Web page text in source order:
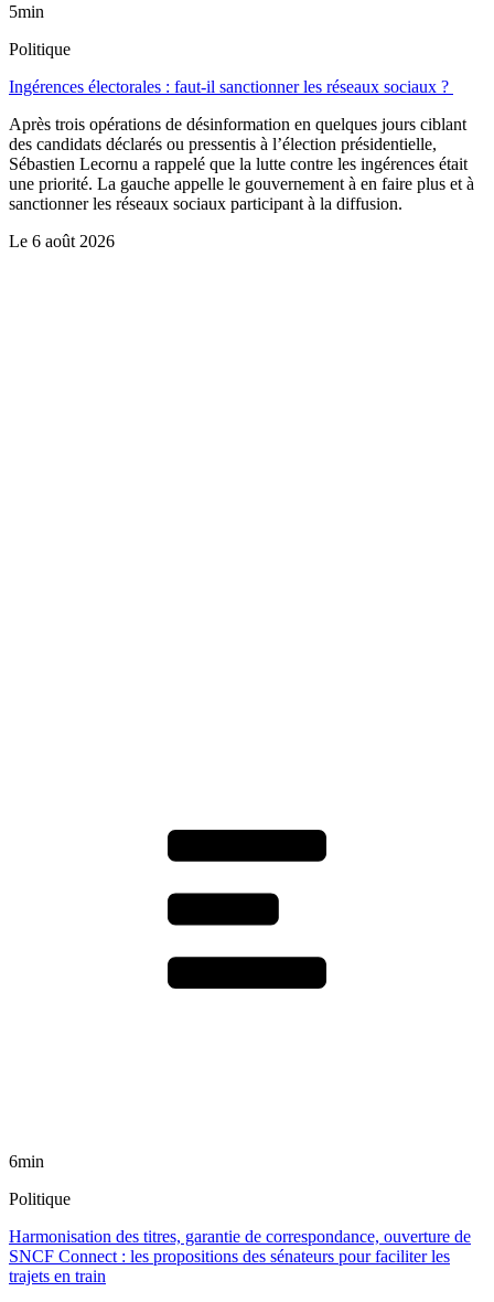
5min
Politique
Ingérences électorales : faut-il sanctionner les réseaux sociaux ?
Après trois opérations de désinformation en quelques jours ciblant
des candidats déclarés ou pressentis à l’élection présidentielle,
Sébastien Lecornu a rappelé que la lutte contre les ingérences était
une priorité. La gauche appelle le gouvernement à en faire plus et à
sanctionner les réseaux sociaux participant à la diffusion.
Le 6 août 2026
6min
Politique
Harmonisation des titres, garantie de correspondance, ouverture de
SNCF Connect : les propositions des sénateurs pour faciliter les
trajets en train